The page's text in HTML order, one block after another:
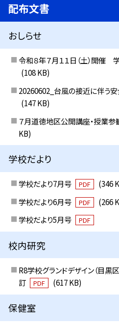
配布文書
おしらせ
令和８年７月１１日（土）開催
(108 KB)
20260602_台風の接近に伴う
(147 KB)
７月道徳地区公開講座・授業参
KB)
学校だより
学校だより7月号 PDF
(346
学校だより6月号
PDF
(266
学校だより5月号
PDF
校内研究
R8学校グランドデザイン（目
訂
PDF (617 KB)
保健室